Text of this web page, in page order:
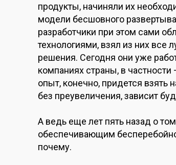
продукты, начиняли их
модели бесшовного
разработчики при этом сами
технологиями, взял из них все
решения. Сегодня они уже
компаниях страны, в частности
опыт, конечно, придется взять
без преувеличения, зависит
А ведь еще лет пять назад о
обеспечивающим
почему.